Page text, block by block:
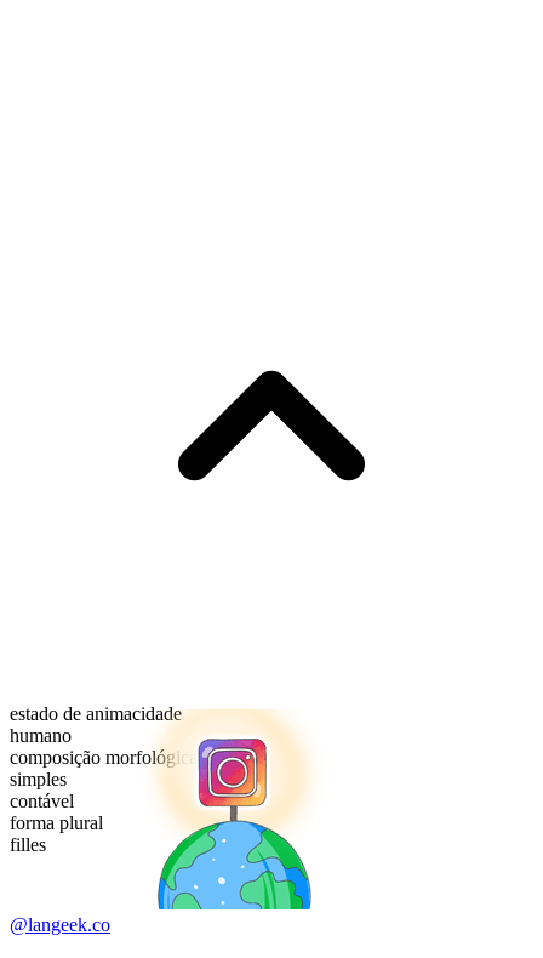
estado de animacidade
humano
composição morfológica
simples
contável
forma plural
filles
@langeek.co